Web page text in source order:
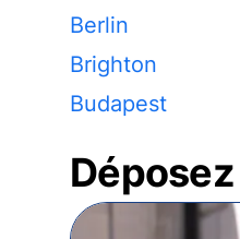
Berlin
Brighton
Budapest